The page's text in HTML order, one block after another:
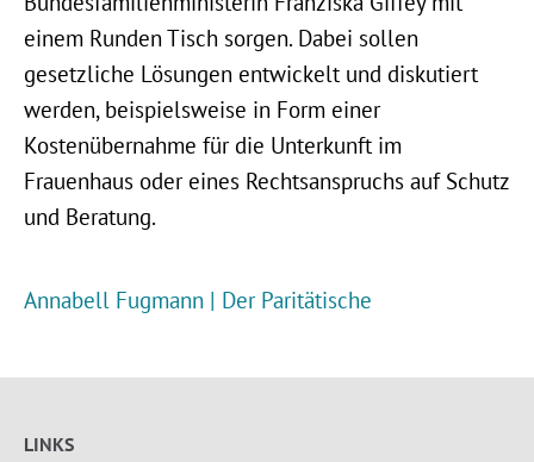
einem Runden Tisch sorgen. Dabei sollen
gesetzliche Lösungen entwickelt und diskutiert
werden, beispielsweise in Form einer
Kostenübernahme für die Unterkunft im
Frauenhaus oder eines Rechtsanspruchs auf Schutz
und Beratung.
Annabell Fugmann | Der Paritätische
LINKS